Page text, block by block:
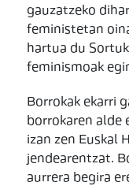
gauzatzeko
feministetan
hartua du
feminismoak
Borrokak ekarri
borrokaren alde
izan zen Euskal
jendearentzat.
aurrera begira